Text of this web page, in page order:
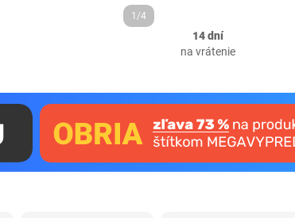
1/4
14 dní
na vrátenie